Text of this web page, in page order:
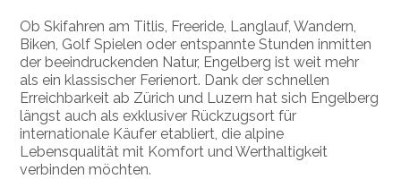
Ob Skifahren am Titlis, Freeride, Langlauf, Wandern,
Biken, Golf Spielen oder entspannte Stunden inmitten
der beeindruckenden Natur, Engelberg ist weit mehr
als ein klassischer Ferienort. Dank der schnellen
Erreichbarkeit ab Zürich und Luzern hat sich Engelberg
längst auch als exklusiver Rückzugsort für
internationale Käufer etabliert, die alpine
Lebensqualität mit Komfort und Werthaltigkeit
verbinden möchten.